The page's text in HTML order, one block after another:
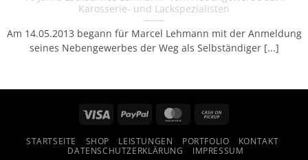
Karosserie- und Lackspezialisten
Am 14.05.2013 begann für Marcel Lehmann mit der Anmeldung
seines Nebengewerbes der Weg als Selbständiger [...]
Visa PayPal MasterCard
Pickup
STARTSEITE SHOP LEISTUNGEN PORTFOLIO
KONTAKT
DATENSCHUTZERKLÄRUNG
IMPRESSUM